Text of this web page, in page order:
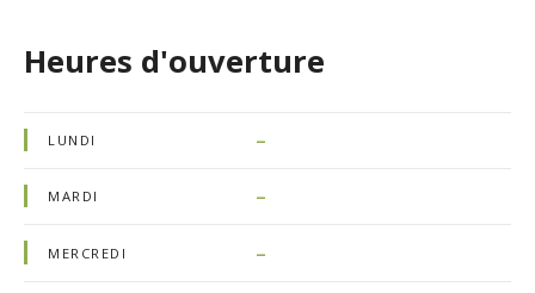
Heures d'ouverture
LUNDI –
MARDI –
MERCREDI –